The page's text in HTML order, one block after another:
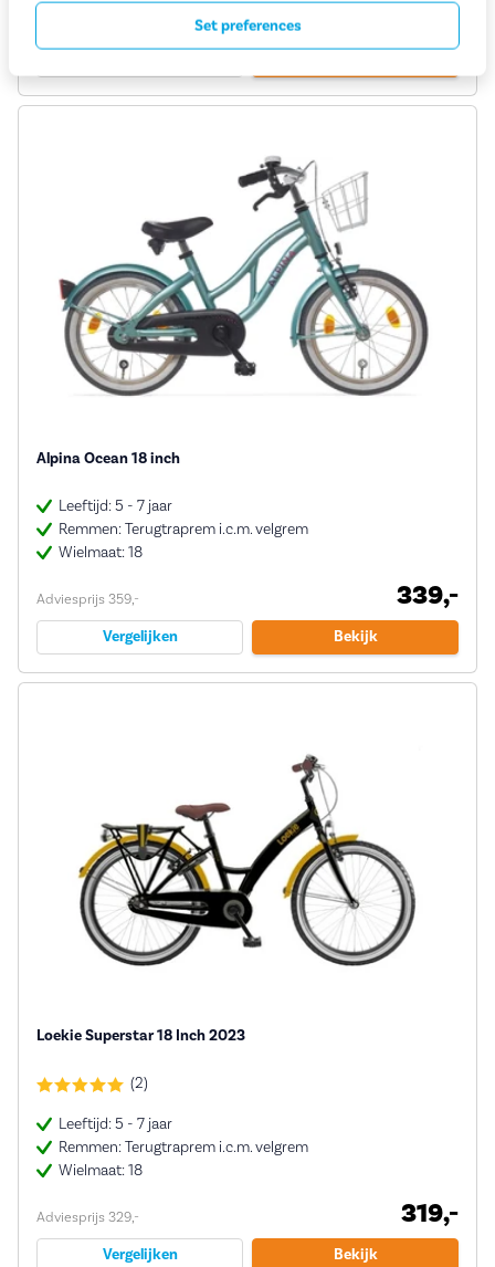
339,-
Alpina Ocean 18 inch
Leeftijd: 5 - 7 jaar
Remmen: Terugtraprem i.c.m. velgrem
Wielmaat: 18
Adviesprijs 359,- 339,-
Vergelijken Bekijk
Loekie Superstar 18 Inch 2023
(2)
Leeftijd: 5 - 7 jaar
Remmen: Terugtraprem i.c.m. velgrem
Wielmaat: 18
Adviesprijs 329,- 319,-
Vergelijken Bekijk
Set preferences